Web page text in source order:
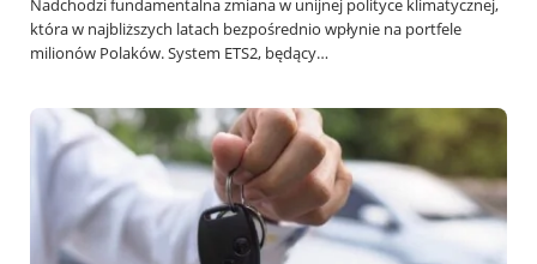
Nadchodzi fundamentalna zmiana w unijnej polityce klimatycznej,
która w najbliższych latach bezpośrednio wpłynie na portfele
milionów Polaków. System ETS2, będący…